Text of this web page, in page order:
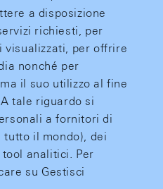
a disposizione
richiesti, per
visualizzati, per offrire
nonché per
il suo utilizzo al fine
tale riguardo si
a fornitori di
il mondo), dei
analitici. Per
su Gestisci